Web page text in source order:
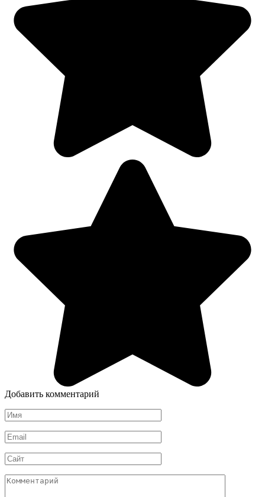
Добавить комментарий
Имя
*
Email
*
Сайт
Комментарий